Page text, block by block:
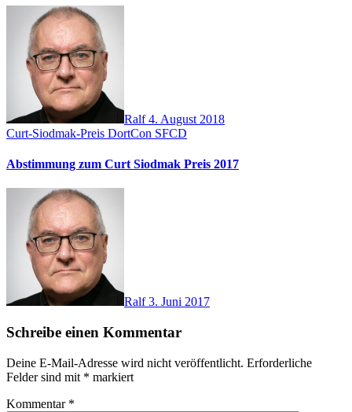
Ralf4. August 2018
Curt-Siodmak-Preis DortCon SFCD
Abstimmung zum Curt Siodmak Preis 2017
Ralf3. Juni 2017
Schreibe einen Kommentar
Deine E-Mail-Adresse wird nicht veröffentlicht. Erforderliche
Felder sind mit * markiert
Kommentar *